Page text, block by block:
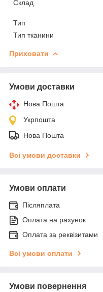
Склад
Тип
Тип тканини
Приховати
Умови доставки
Нова Пошта
Укрпошта
Нова Пошта
Всі умови доставки
Умови оплати
Післяплата
Оплата на рахунок
Оплата за реквізитами
Всі умови оплати
Умови повернення